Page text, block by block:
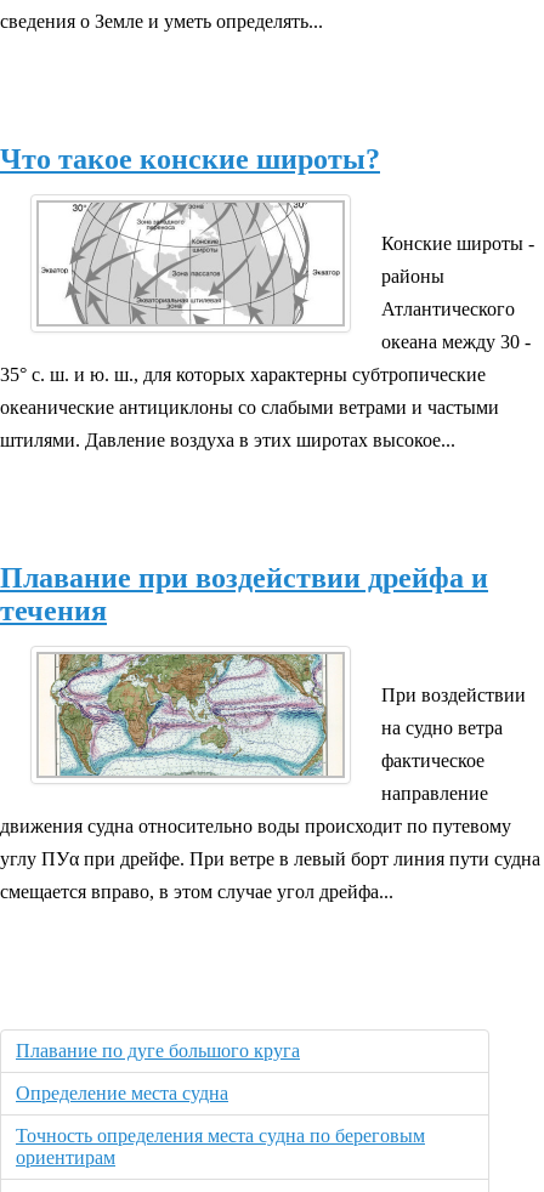
сведения о Земле и уметь определять...
Что такое конские широты?
Конские широты -
районы
Атлантического
океана между 30 -
35° с. ш. и ю. ш., для которых характерны субтропические
океанические антициклоны со слабыми ветрами и частыми
штилями. Давление воздуха в этих широтах высокое...
Плавание при воздействии дрейфа и
течения
При воздействии
на судно ветра
фактическое
направление
движения судна относительно воды происходит по путевому
углу ПУα при дрейфе. При ветре в левый борт линия пути судна
смещается вправо, в этом случае угол дрейфа...
Плавание по дуге большого круга
Определение места судна
Точность определения места судна по береговым
ориентирам